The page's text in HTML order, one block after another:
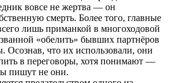
вовсе не жертва — он
смерть. Более того, главные
лишь приманкой в многоходовой
«обелить» бывших партнёров
Осознав, что их использовали, они
в переговоры, хотя понимают —
пишут не они.